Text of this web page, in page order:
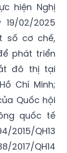
hiện Nghị
19/02/2025
số cơ chế,
phát triển
đô thị tại
Chí Minh;
Quốc hội
quốc tế
QH13
2017/QH14